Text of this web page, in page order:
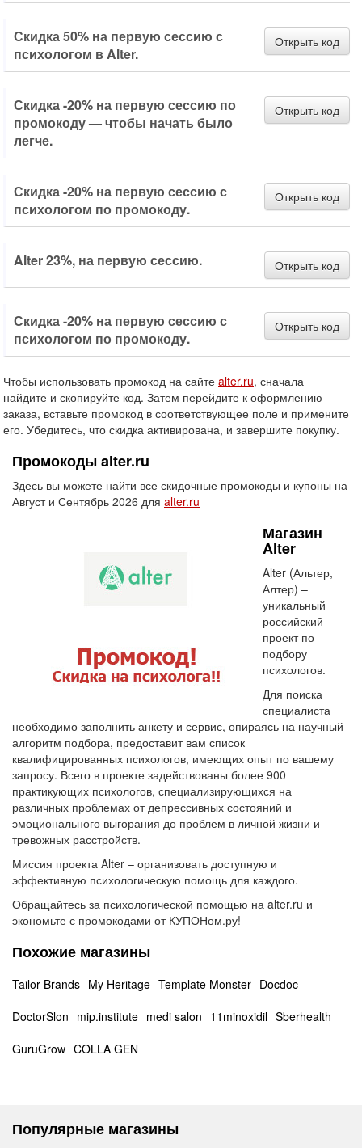
Скидка 50% на первую сессию с
психологом в Alter.
Открыть код
Скидка -20% на первую сессию по
промокоду — чтобы начать было
легче.
Открыть код
Скидка -20% на первую сессию с
психологом по промокоду.
Открыть код
Alter 23%, на первую сессию. Открыть код
Скидка -20% на первую сессию с
психологом по промокоду.
Открыть код
Чтобы использовать промокод на сайте alter.ru, сначала
найдите и скопируйте код. Затем перейдите к оформлению
заказа, вставьте промокод в соответствующее поле и примените
его. Убедитесь, что скидка активирована, и завершите покупку.
Промокоды alter.ru
Здесь вы можете найти все скидочные промокоды и купоны на
Август и Сентябрь 2026 для alter.ru
Магазин
Alter
Alter (Альтер,
Алтер) –
уникальный
российский
проект по
подбору
психологов.
Для поиска
специалиста
необходимо заполнить анкету и сервис, опираясь на научный
алгоритм подбора, предоставит вам список
квалифицированных психологов, имеющих опыт по вашему
запросу. Всего в проекте задействованы более 900
практикующих психологов, специализирующихся на
различных проблемах от депрессивных состояний и
эмоционального выгорания до проблем в личной жизни и
тревожных расстройств.
Миссия проекта Alter – организовать доступную и
эффективную психологическую помощь для каждого.
Обращайтесь за психологической помощью на alter.ru и
экономьте с промокодами от КУПОНом.ру!
Похожие магазины
Tailor Brands My Heritage Template Monster Docdoc
DoctorSlon mip.institute medi salon 11minoxidil Sberhealth
GuruGrow COLLA GEN
Популярные магазины